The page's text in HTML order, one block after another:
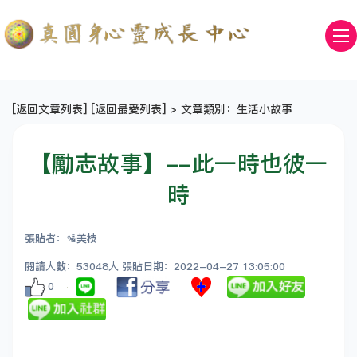
[返回文章列表] [返回最愛列表] > 文章類別：生活小故事
【勵志故事】--此一時也彼一
時
張貼者：🛂美枝
閱讀人數：53048人 張貼日期：2022-04-27 13:05:00
0